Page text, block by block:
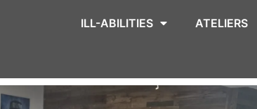
ILL-ABILITIES ATELIERS